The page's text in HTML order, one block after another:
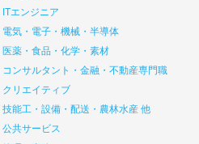
ITエンジニア
電気・電子・機械・半導体
医薬・食品・化学・素材
コンサルタント・金融・不動産専門職
クリエイティブ
技能工・設備・配送・農林水産 他
公共サービス